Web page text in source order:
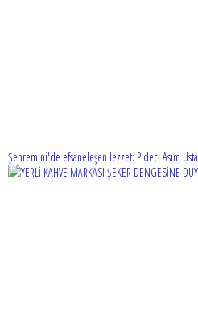
Şehremini'de efsaneleşen lezzet: Pideci Asım Usta